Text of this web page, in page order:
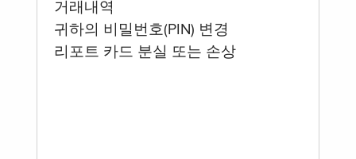
거래내역
귀하의 비밀번호(PIN) 변경
리포트 카드 분실 또는 손상